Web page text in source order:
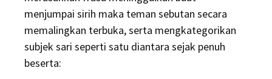
menjumpai sirih maka teman sebutan secara
memalingkan terbuka, serta mengkategorikan
subjek sari seperti satu diantara sejak penuh
beserta: